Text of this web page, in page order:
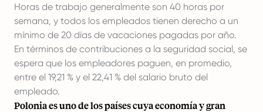
Horas de trabajo generalmente son 40 horas por
semana, y todos los empleados tienen derecho a un
mínimo de 20 días de vacaciones pagadas por año.
En términos de contribuciones a la seguridad social, se
espera que los empleadores paguen, en promedio,
entre el 19,21 % y el 22,41 % del salario bruto del
empleado.
Polonia es uno de los países cuya economía y gran